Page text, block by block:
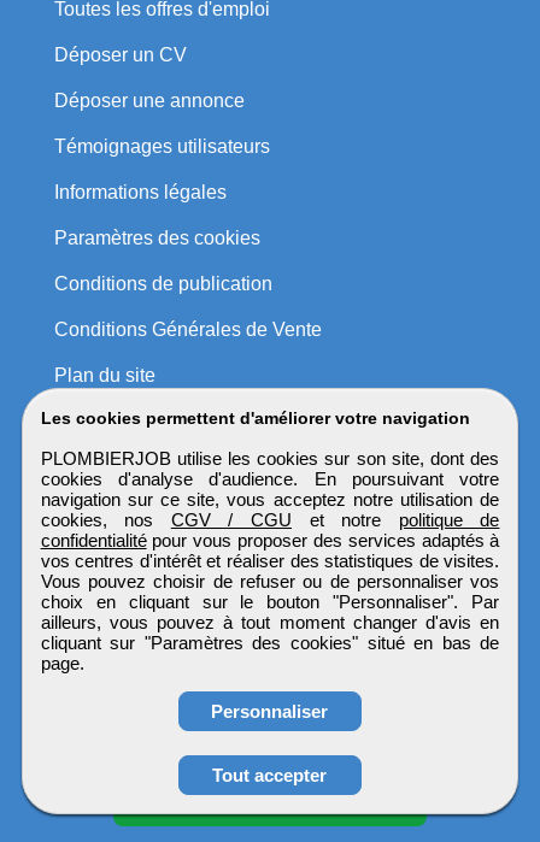
Obtenir ses
coordonnées
Les cookies permettent d'améliorer votre navigation
PLOMBIERJOB utilise les cookies sur son site, dont des
cookies d'analyse d'audience. En poursuivant votre
navigation sur ce site, vous acceptez notre utilisation de
cookies, nos CGV / CGU et notre politique de
confidentialitépour vous proposer des services adaptés à
vos centres d'intérêt et réaliser des statistiques de visites.
Vous pouvez choisir de refuser ou de personnaliser vos
choix en cliquant sur le bouton "Personnaliser". Par
ailleurs, vous pouvez à tout moment changer d'avis en
cliquant sur "Paramètres des cookies" situé en bas de
page.
Personnaliser
Tout accepter
Toutes les offres d'emploi
Déposer un CV
Déposer une annonce
Témoignages utilisateurs
Informations légales
Paramètres des cookies
Conditions de publication
Conditions Générales de Vente
Plan du site
PLOMBIERJOB
Tous droits réservés © 1999 - 2026